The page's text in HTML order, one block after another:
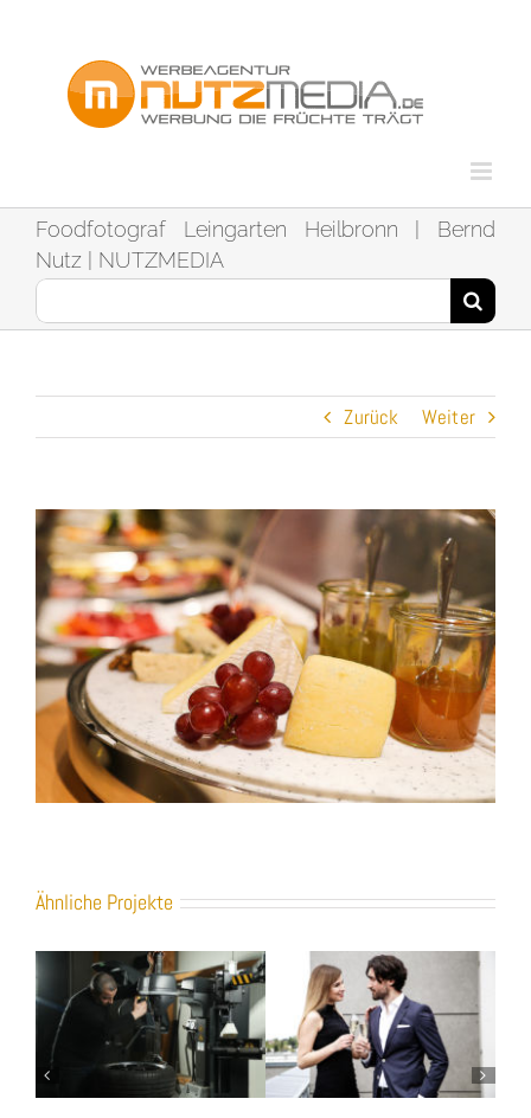
Foodfotograf Leingarten Heilbronn | Bernd
Nutz | NUTZMEDIA
Suche
nach:
Zurück Weiter
Ähnliche Projekte